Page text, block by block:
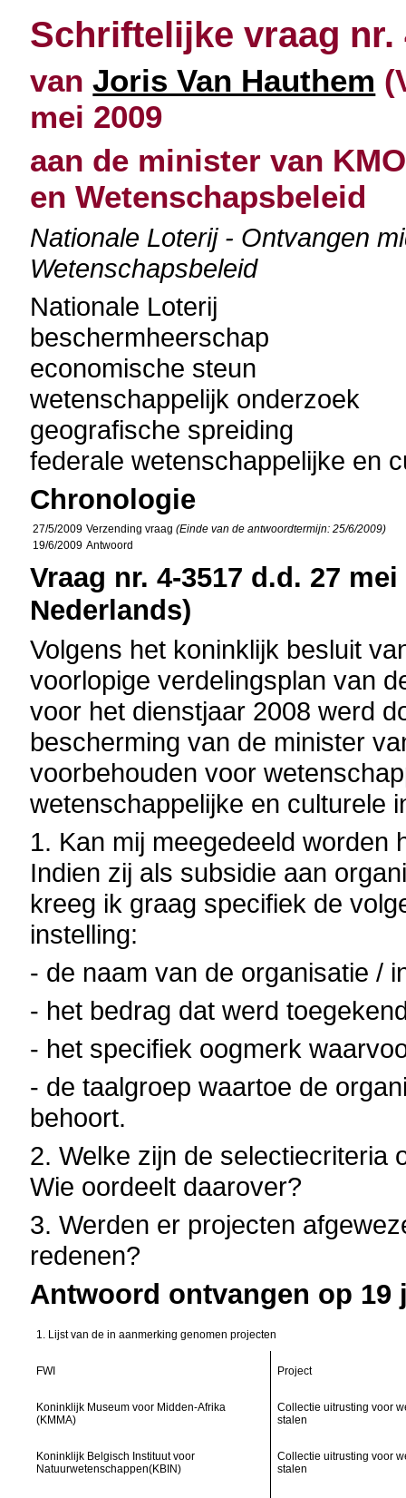
Schriftelijke vraag nr.
vanJoris Van Hauthem
mei 2009
aan de minister van
en Wetenschapsbeleid
Nationale Loterij - Ontvangen
Wetenschapsbeleid
Nationale Loterij
beschermheerschap
economische steun
wetenschappelijk onderzoek
geografische spreiding
federale wetenschappelijke en
Chronologie
27/5/2009 Verzending vraag(Einde van de antwoordtermijn: 25/6/2009)
19/6/2009 Antwoord
Vraag nr. 4-3517 d.d. 27
Nederlands)
Volgens het koninklijk besluit
voorlopige verdelingsplan van
voor het dienstjaar 2008 werd
bescherming van de minister
voorbehouden voor
wetenschappelijke en culturele
1. Kan mij meegedeeld worden
Indien zij als subsidie aan
kreeg ik graag specifiek de
instelling:
- de naam van de organisatie /
- het bedrag dat werd
- het specifiek oogmerk
- de taalgroep waartoe de
behoort.
2. Welke zijn de selectiecriteria
Wie oordeelt daarover?
3. Werden er projecten
redenen?
Antwoord ontvangen op 19
1. Lijst van de in aanmerking genomen projecten
FWI Project
Koninklijk Museum voor Midden-Afrika
(KMMA)
Collectie uitrusting voor
stalen
Koninklijk Belgisch Instituut voor
Natuurwetenschappen(KBIN)
Collectie uitrusting voor
stalen